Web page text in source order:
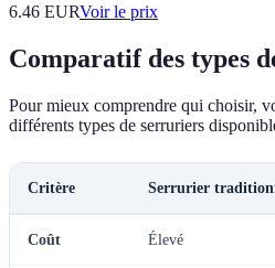
6.46 EURVoir le prix
Comparatif des types
Pour mieux comprendre qui choisir,
différents types de serruriers
Critère Serrurier
Coût Élevé